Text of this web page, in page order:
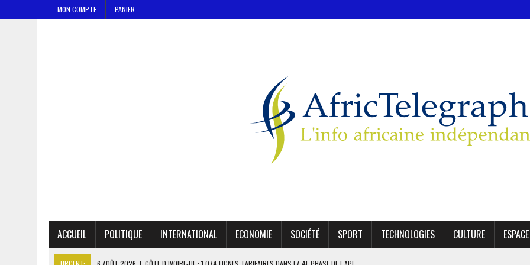
MON COMPTE PANIER
ACCUEIL POLITIQUE INTERNATIONAL ECONOMIE SOCIÉTÉ SPORT TECHNOLOGIES CULTURE